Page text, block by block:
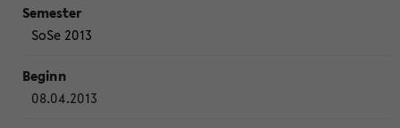
SoSe 2013
08.04.2013